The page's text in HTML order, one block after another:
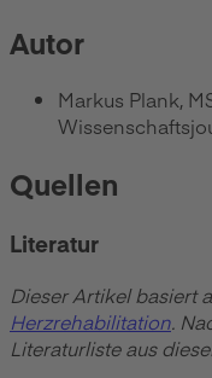
Autor
Markus Plank,
Quellen
Literatur
Dieser Artikel basiert
Herzrehabilitation.
Literaturliste aus